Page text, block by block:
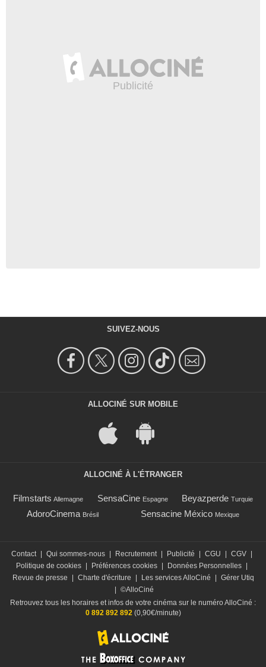
SUIVEZ-NOUS
ALLOCINÉ SUR MOBILE
ALLOCINÉ À L'ÉTRANGER
Filmstarts Allemagne SensaCine Espagne Beyazperde Turquie
AdoroCinema Brésil Sensacine México Mexique
Contact Qui sommes-nous Recrutement Publicité CGU CGV
Politique de cookies
Préférences cookies Données Personnelles
Revue de presse
Charte d'écriture Les services AlloCiné
Gérer Utiq
©AlloCiné
Retrouvez tous les horaires et infos de votre cinéma sur le numéro AlloCiné :
0 892 892 892(0,90€/minute)